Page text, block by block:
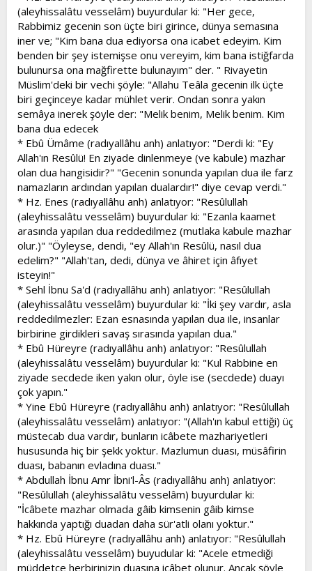
(aleyhissalâtu vesselâm) buyurdular ki: "Her gece,
Rabbimiz gecenin son üçte biri girince, dünya semasına
iner ve; "Kim bana dua ediyorsa ona icabet edeyim. Kim
benden bir şey istemişse onu vereyim, kim bana istiğfarda
bulunursa ona mağfirette bulunayım" der. " Rivayetin
Müslim'deki bir vechi şöyle: "Allahu Teâla gecenin ilk üçte
biri geçinceye kadar mühlet verir. Ondan sonra yakın
semâya inerek şöyle der: "Melik benim, Melik benim. Kim
bana dua edecek
* Ebû Ümâme (radıyallâhu anh) anlatıyor: "Derdi ki: "Ey
Allah'ın Resûlü! En ziyade dinlenmeye (ve kabule) mazhar
olan dua hangisidir?" "Gecenin sonunda yapılan dua ile farz
namazların ardından yapılan dualardır!" diye cevap verdi."
* Hz. Enes (radıyallâhu anh) anlatıyor: "Resûlullah
(aleyhissalâtu vesselâm) buyurdular ki: "Ezanla kaamet
arasında yapılan dua reddedilmez (mutlaka kabule mazhar
olur.)" "Öyleyse, dendi, "ey Allah'ın Resûlü, nasıl dua
edelim?" "Allah'tan, dedi, dünya ve âhiret için âfıyet
isteyin!"
* Sehl İbnu Sa'd (radıyallâhu anh) anlatıyor: "Resûlullah
(aleyhissalâtu vesselâm) buyurdular ki: "İki şey vardır, asla
reddedilmezler: Ezan esnasında yapılan dua ile, insanlar
birbirine girdikleri savaş sırasında yapılan dua."
* Ebû Hüreyre (radıyallâhu anh) anlatıyor: "Resûlullah
(aleyhissalâtu vesselâm) buyurdular ki: "Kul Rabbine en
ziyade secdede iken yakın olur, öyle ise (secdede) duayı
çok yapın."
* Yine Ebû Hüreyre (radıyallâhu anh) anlatıyor: "Resûlullah
(aleyhissalâtu vesselâm) anlatıyor: "(Allah'ın kabul ettiği) üç
müstecab dua vardır, bunların icâbete mazhariyetleri
hususunda hiç bir şekk yoktur. Mazlumun duası, müsâfirin
duası, babanın evladına duası."
* Abdullah İbnu Amr İbni'l-Âs (radıyallâhu anh) anlatıyor:
"Resûlullah (aleyhissalâtu vesselâm) buyurdular ki:
"İcâbete mazhar olmada gâib kimsenin gâib kimse
hakkında yaptığı duadan daha sür'atli olanı yoktur."
* Hz. Ebû Hüreyre (radıyallâhu anh) anlatıyor: "Resûlullah
(aleyhissalâtu vesselâm) buyudular ki: "Acele etmediği
müddetçe herbirinizin duasına icâbet olunur. Ancak şöyle